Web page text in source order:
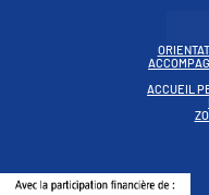
ACCUEIL